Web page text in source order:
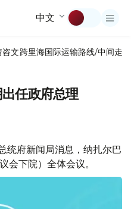
中文
咨文跨里海国际运输路线/中间走廊
任政府总理
统府新闻局消息，纳扎尔巴
会下院）全体会议。